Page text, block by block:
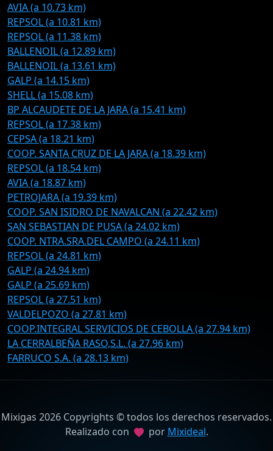
AVIA (a 10.73 km)
REPSOL (a 10.81 km)
REPSOL (a 11.38 km)
BALLENOIL (a 12.89 km)
BALLENOIL (a 13.61 km)
GALP (a 14.15 km)
SHELL (a 15.08 km)
BP ALCAUDETE DE LA JARA (a 15.41 km)
REPSOL (a 17.38 km)
CEPSA (a 18.21 km)
COOP. SANTA CRUZ DE LA JARA (a 18.39 km)
REPSOL (a 18.54 km)
AVIA (a 18.87 km)
PETROJARA (a 19.39 km)
COOP. SAN ISIDRO DE NAVALCAN (a 22.42 km)
SAN SEBASTIAN DE PUSA (a 24.02 km)
COOP. NTRA.SRA.DEL CAMPO (a 24.11 km)
REPSOL (a 24.81 km)
GALP (a 24.94 km)
GALP (a 25.69 km)
REPSOL (a 27.51 km)
VALDELPOZO (a 27.81 km)
COOP.INTEGRAL SERVICIOS DE CEBOLLA (a 27.94 km)
LA CERRALBEÑA RASO,S.L. (a 27.96 km)
FARRUCO S.A. (a 28.13 km)
Mixigas 2026 Copyrights © todos los derechos reservados.
Realizado con
por Mixideal.